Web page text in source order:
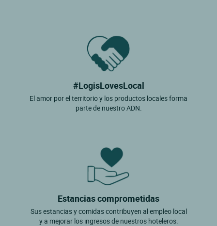
#LogisLovesLocal
El amor por el territorio y los productos locales forma
parte de nuestro ADN.
Estancias comprometidas
Sus estancias y comidas contribuyen al empleo local
y a mejorar los ingresos de nuestros hoteleros.